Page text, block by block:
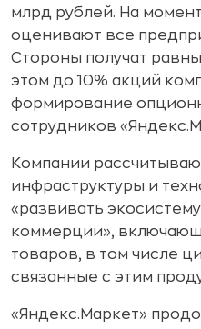
млрд рублей. На
оценивают все
Стороны получат
этом до 10% акций
формирование
сотрудников
Компании
инфраструктуры и
«развивать
коммерции»,
товаров, в том числе
связанные с этим
«Яндекс.Маркет»